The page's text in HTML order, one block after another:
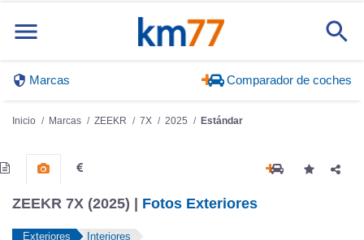
Marcas Comparador de coches
Inicio Marcas ZEEKR 7X 2025 Estándar
ZEEKR 7X (2025) | Fotos Exteriores
Exteriores Interiores